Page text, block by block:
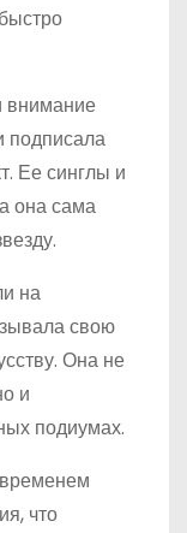
внимание
подписала
Ее синглы и
она сама
на
свою
Она не
и
подиумах.
что